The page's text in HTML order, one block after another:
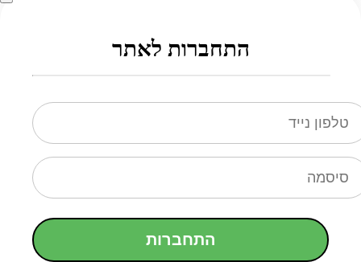
התחברות לאתר
התחברות